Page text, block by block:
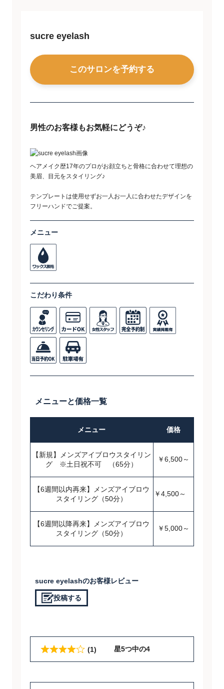
sucre eyelash
このサロンを予約する
男性のお客様もお気軽にどうぞ♪
ヘアメイク歴17年のプロがお顔立ちと骨格に合わせて理想の
美眉、目元をスタイリング♪
テンプレートは使用せずお一人お一人に合わせたデザインを
フリーハンドでご提案。
メニュー
こだわり条件
メニューと価格一覧
メニュー 価格
【新規】メンズアイブロウスタイリン
グ ※土日祝不可 （65分）
￥6,500～
【6週間以内再来】メンズアイブロウ
スタイリング（50分）
￥4,500～
【6週間以降再来】メンズアイブロウ
スタイリング（50分）
￥5,000～
sucre eyelashのお客様レビュー
投稿する
(1) 星5つ中の4